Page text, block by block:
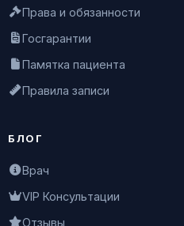
Права и обязанности
Госгарантии
Памятка пациента
Правила записи
БЛОГ
Врач
VIP Консультации
Отзывы